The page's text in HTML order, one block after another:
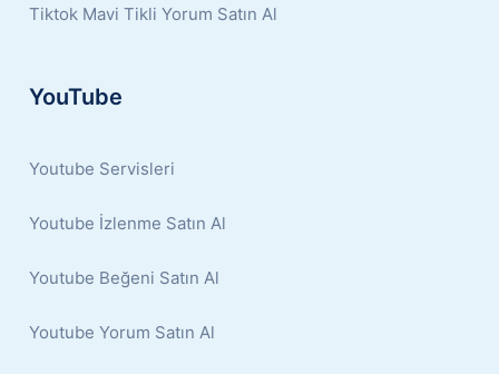
Tiktok Mavi Tikli Yorum Satın Al
YouTube
Youtube Servisleri
Youtube İzlenme Satın Al
Youtube Beğeni Satın Al
Youtube Yorum Satın Al